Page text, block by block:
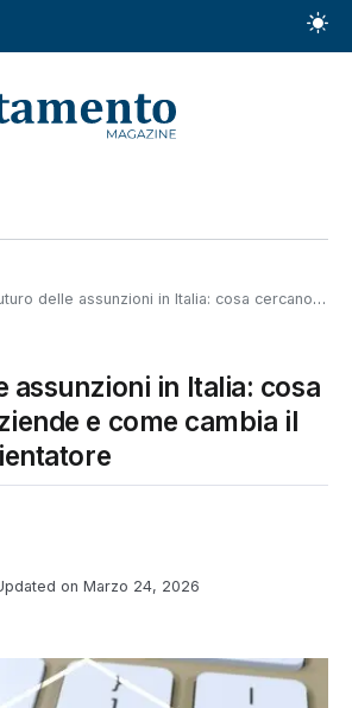
delle assunzioni in Italia: cosa cercano le aziende e come cambia il ruolo dell’Orientatore
assunzioni in Italia: cosa
e come cambia il
on Marzo 24, 2026